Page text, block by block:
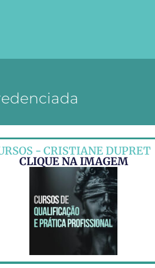
- CRISTIANE DUPRET
CLIQUE NA IMAGEM